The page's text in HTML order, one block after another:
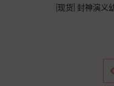
[现货] 封神演义